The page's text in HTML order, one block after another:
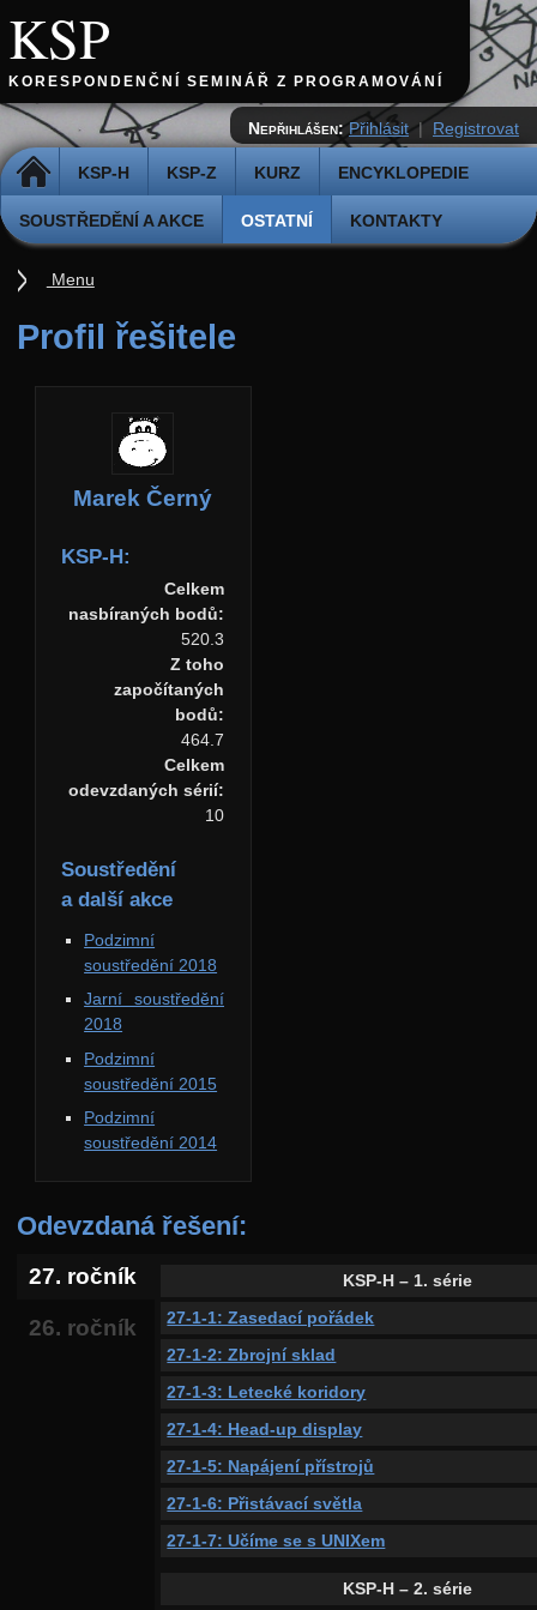
KSP
KORESPONDENČNÍ SEMINÁŘ Z PROGRAMOVÁNÍ
DOMŮ KSP-H KSP-Z KURZ ENCYKLOPEDIE
SOUSTŘEDĚNÍ A AKCE OSTATNÍ KONTAKTY
Nepřihlášen: Přihlásit | Registrovat
Profil řešitele
Marek Černý
KSP-H:
Celkem
nasbíraných bodů:
520.3
Z toho
započítaných
bodů:
464.7
Celkem
odevzdaných sérií:
10
Soustředění
a další akce
Podzimní
soustředění 2018
Jarní soustředění
2018
Podzimní
soustředění 2015
Podzimní
soustředění 2014
Odevzdaná řešení:
27. ročník
26. ročník
KSP-H – 1. série
27-1-1: Zasedací pořádek
27-1-2: Zbrojní sklad
27-1-3: Letecké koridory
27-1-4: Head-up display
27-1-5: Napájení přístrojů
27-1-6: Přistávací světla
27-1-7: Učíme se s UNIXem
KSP-H – 2. série
Menu